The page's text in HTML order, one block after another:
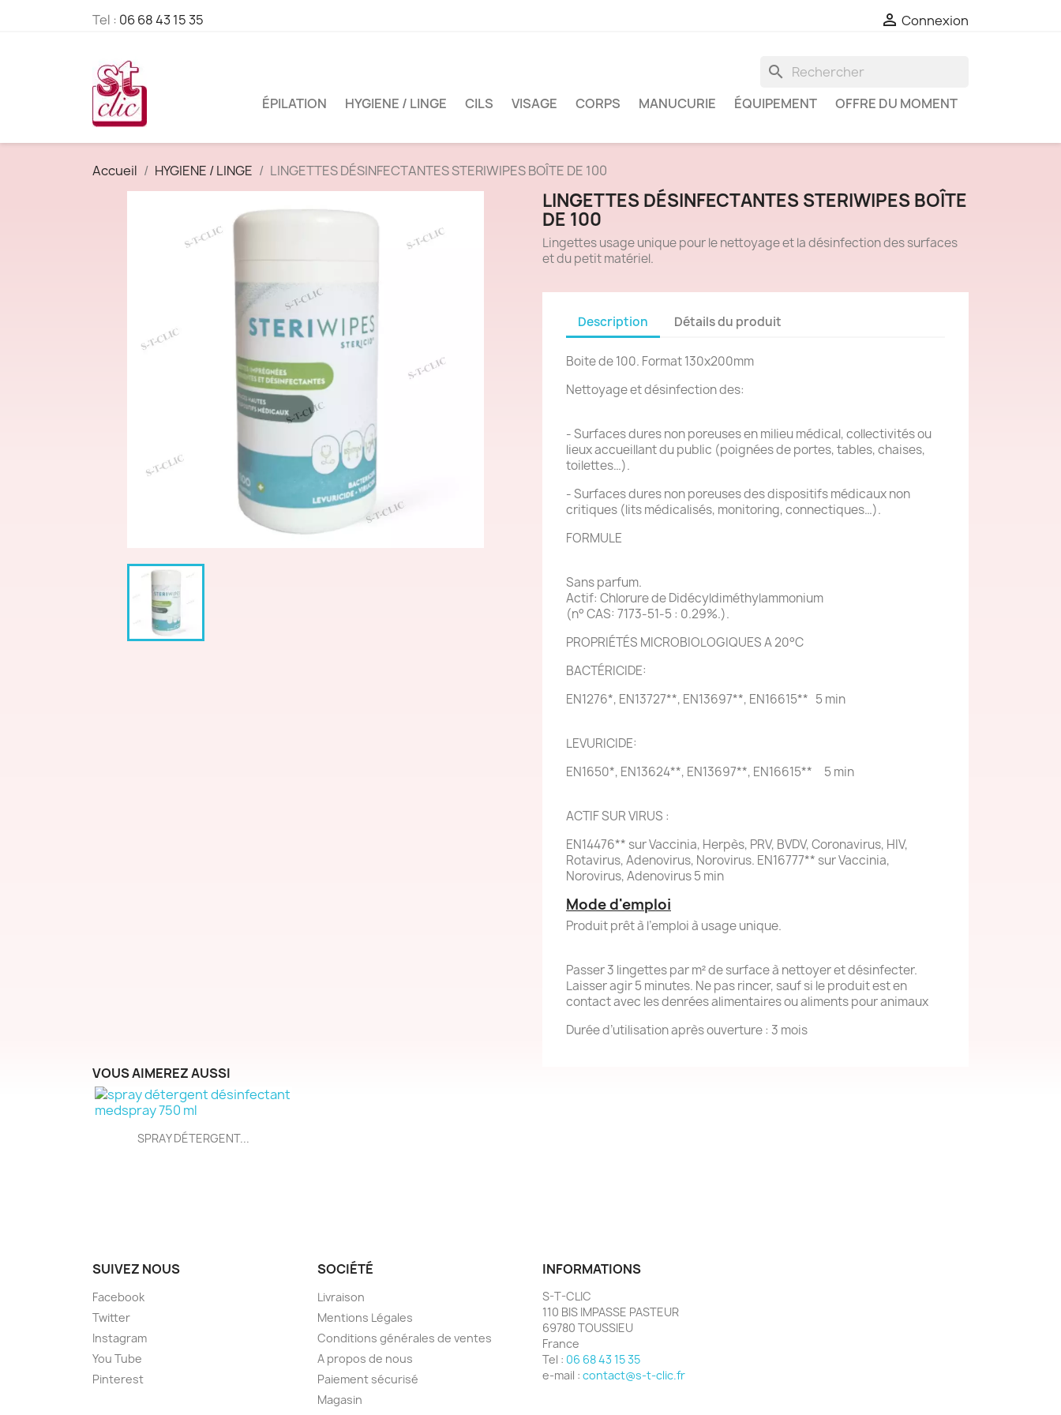
Tel : 06 68 43 15 35  Connexion
search
ÉPILATION HYGIENE / LINGE CILS VISAGE CORPS MANUCURIE ÉQUIPEMENT OFFRE DU MOMENT
Accueil HYGIENE / LINGE LINGETTES DÉSINFECTANTES STERIWIPES BOÎTE DE 100
LINGETTES DÉSINFECTANTES STERIWIPES BOÎTE
DE 100
Lingettes usage unique pour le nettoyage et la désinfection des surfaces
et du petit matériel.
Description Détails du produit
Boite de 100. Format 130x200mm
Nettoyage et désinfection des:
- Surfaces dures non poreuses en milieu médical, collectivités ou
lieux accueillant du public (poignées de portes, tables, chaises,
toilettes…).
- Surfaces dures non poreuses des dispositifs médicaux non
critiques (lits médicalisés, monitoring, connectiques…).
FORMULE
Sans parfum.
Actif: Chlorure de Didécyldiméthylammonium
(n° CAS: 7173-51-5 : 0.29%.).
PROPRIÉTÉS MICROBIOLOGIQUES A 20°C
BACTÉRICIDE:
EN1276*, EN13727**, EN13697**, EN16615** 5 min
LEVURICIDE:
EN1650*, EN13624**, EN13697**, EN16615** 5 min
ACTIF SUR VIRUS :
EN14476** sur Vaccinia, Herpès, PRV, BVDV, Coronavirus, HIV,
Rotavirus, Adenovirus, Norovirus. EN16777** sur Vaccinia,
Norovirus, Adenovirus 5 min
Mode d'emploi
Produit prêt à l’emploi à usage unique.
Passer 3 lingettes par m² de surface à nettoyer et désinfecter.
Laisser agir 5 minutes. Ne pas rincer, sauf si le produit est en
contact avec les denrées alimentaires ou aliments pour animaux
Durée d’utilisation après ouverture : 3 mois
VOUS AIMEREZ AUSSI
Aperçu rapide
SPRAY DÉTERGENT...
SUIVEZ NOUS
Facebook
Twitter
Instagram
You Tube
Pinterest
SOCIÉTÉ
Livraison
Mentions Légales
Conditions générales de ventes
A propos de nous
Paiement sécurisé
Magasin
INFORMATIONS
S-T-CLIC
110 BIS IMPASSE PASTEUR
69780 TOUSSIEU
France
Tel : 06 68 43 15 35
e-mail : contact@s-t-clic.fr